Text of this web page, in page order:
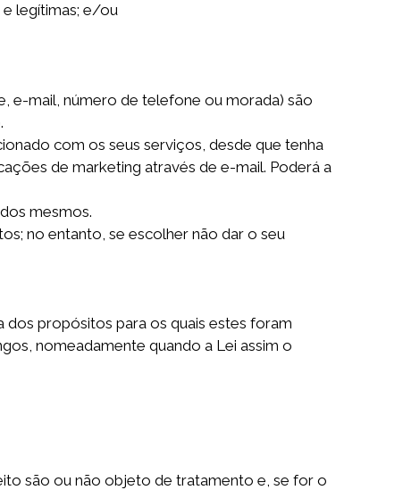
e legítimas; e/ou
e-mail, número de telefone ou morada) são
com os seus serviços, desde que tenha
de marketing através de e-mail. Poderá a
mesmos.
no entanto, se escolher não dar o seu
dos propósitos para os quais estes foram
nomeadamente quando a Lei assim o
são ou não objeto de tratamento e, se for o